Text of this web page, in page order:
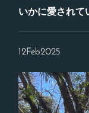
いかに愛されて
12Feb2025